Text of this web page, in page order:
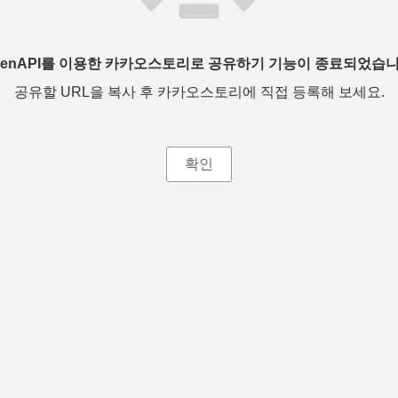
를 이용한 카카오스토리로 공유하기 기능이 종료되었습
공유할 URL을 복사 후 카카오스토리에 직접 등록해 보세요.
확인